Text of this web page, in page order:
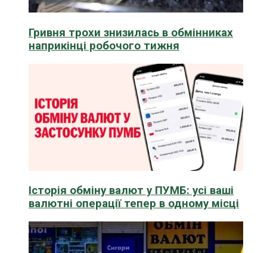
Гривня трохи знизилась в обмінниках
наприкінці робочого тижня
Історія обміну валют у ПУМБ: усі ваші
валютні операції тепер в одному місці